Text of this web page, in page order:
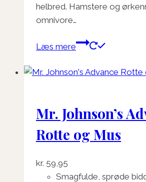
helbred. Hamstere og
omnivore…
Læs mere
Mr. Johnson’s
Rotte og Mus
kr. 59,95
Smagfulde, sprøde